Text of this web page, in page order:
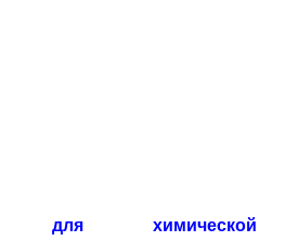
для химической